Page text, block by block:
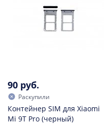
90 руб.
Раскупили
Контейнер SIM для Xiaomi
Mi 9T Pro (черный)